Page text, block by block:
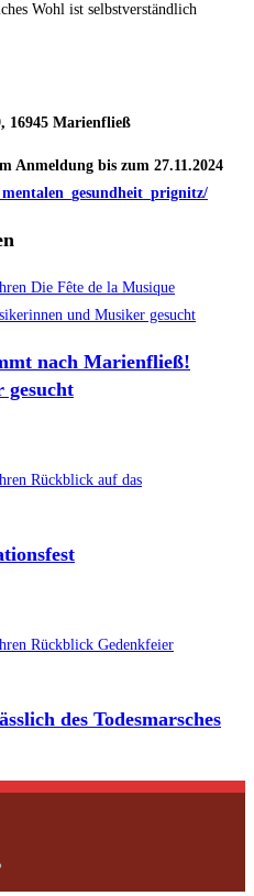
Wohl ist selbstverständlich
16945 Marienfließ
Anmeldung bis zum 27.11.2024
nach Marienfließ!
des Todesmarsches